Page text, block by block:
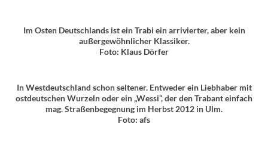
Im Osten Deutschlands ist ein Trabi ein arrivierter, aber kein
außergewöhnlicher Klassiker.
Foto: Klaus Dörfer
In Westdeutschland schon seltener. Entweder ein Liebhaber mit
ostdeutschen Wurzeln oder ein „Wessi“, der den Trabant einfach
mag. Straßenbegegnung im Herbst 2012 in Ulm.
Foto: afs